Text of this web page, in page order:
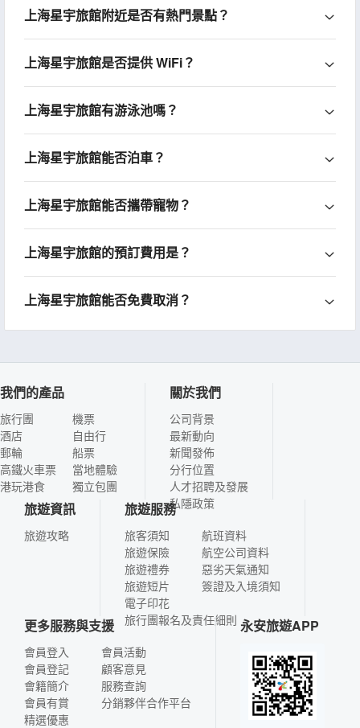
上海星宇旅館附近是否有熱門景點？
上海星宇旅館是否提供 WiFi？
上海星宇旅館有游泳池嗎？
上海星宇旅館能否泊車？
上海星宇旅館能否攜帶寵物？
上海星宇旅館的預訂費用是？
上海星宇旅館能否免費取消？
我們的產品
旅行團
酒店
郵輪
高鐵火車票
港玩港食
機票
自由行
船票
當地體驗
獨立包團
關於我們
公司背景
最新動向
新聞發佈
分行位置
人才招聘及發展
私隱政策
旅遊資訊
旅遊攻略
旅遊服務
旅客須知
旅遊保險
旅遊禮券
旅遊短片
電子印花
航班資料
航空公司資料
惡劣天氣通知
簽證及入境須知
旅行團報名及責任細則
更多服務與支援
會員登入
會員登記
會籍簡介
會員有賞
精選優惠
會員活動
顧客意見
服務查詢
分銷夥伴合作平台
永安旅遊APP